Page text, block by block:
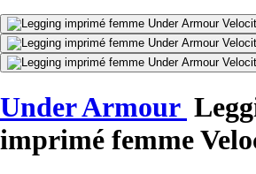
Under Armour
imprimé femme